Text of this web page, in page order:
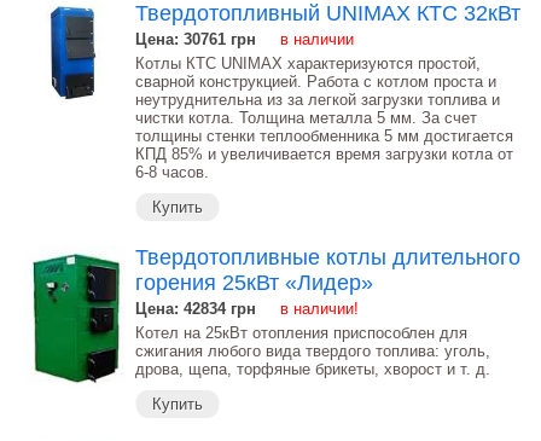
Твердотопливный UNIMAX КТС 32кВт
Цена: 30761 грн
в наличии
Котлы КТС UNIMAX характеризуются простой,
сварной конструкцией. Работа с котлом проста и
неутруднительна из за легкой загрузки топлива и
чистки котла. Толщина металла 5 мм. За счет
толщины стенки теплообменника 5 мм достигается
КПД 85% и увеличивается время загрузки котла от
6-8 часов.
Купить
Твердотопливные котлы длительного
горения 25кВт «Лидер»
Цена: 42834 грн
в наличии!
Котел на 25кВт отопления приспособлен для
сжигания любого вида твердого топлива: уголь,
дрова, щепа, торфяные брикеты, хворост и т. д.
Купить